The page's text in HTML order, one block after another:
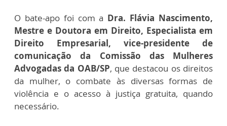
O bate-apo foi com a Dra. Flávia Nascimento,
Mestre e Doutora em Direito, Especialista em
Direito Empresarial, vice-presidente de
comunicação da Comissão das Mulheres
Advogadas da OAB/SP, que destacou os direitos
da mulher, o combate às diversas formas de
violência e o acesso à justiça gratuita, quando
necessário.